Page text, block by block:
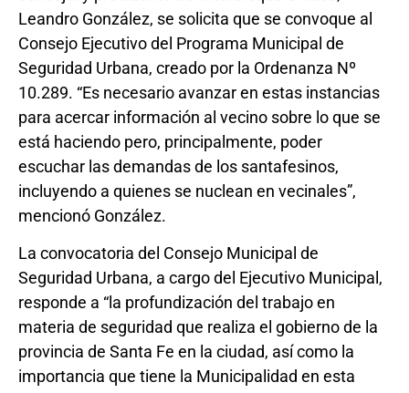
Leandro González, se solicita que se convoque al
Consejo Ejecutivo del Programa Municipal de
Seguridad Urbana, creado por la Ordenanza Nº
10.289. “Es necesario avanzar en estas instancias
para acercar información al vecino sobre lo que se
está haciendo pero, principalmente, poder
escuchar las demandas de los santafesinos,
incluyendo a quienes se nuclean en vecinales”,
mencionó González.
La convocatoria del Consejo Municipal de
Seguridad Urbana, a cargo del Ejecutivo Municipal,
responde a “la profundización del trabajo en
materia de seguridad que realiza el gobierno de la
provincia de Santa Fe en la ciudad, así como la
importancia que tiene la Municipalidad en esta